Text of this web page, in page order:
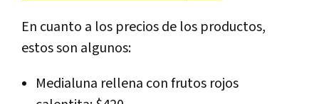
En cuanto a los precios de los productos,
estos son algunos:
Medialuna rellena con frutos rojos